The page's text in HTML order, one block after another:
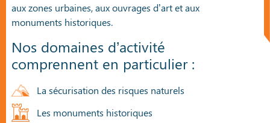
aux zones urbaines, aux ouvrages d’art et aux
monuments historiques.
Nos domaines d’activité
comprennent en particulier :
La sécurisation des risques naturels
Les monuments historiques